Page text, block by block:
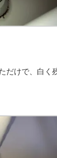
だけで、白く